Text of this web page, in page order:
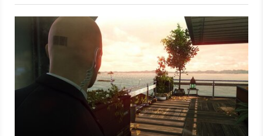
Nachfolger zu Banjo Kazooie in Arbeit; Werbe-
Kampagne zum Hitman-Film mit Mord an YouTubern.